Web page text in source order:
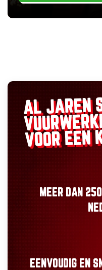
AL JAREN
VOOR EEN
MEER DAN 250
EENVOUDIGEN